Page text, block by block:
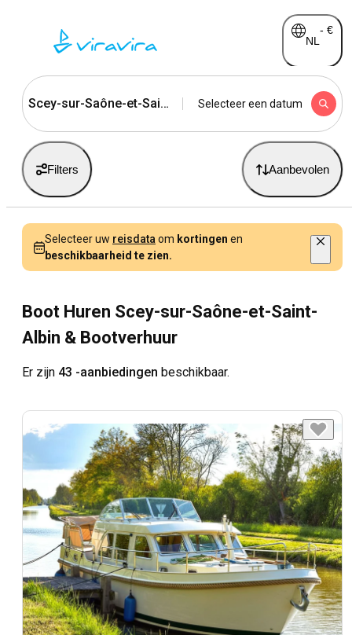
NL
- €
Scey-sur-Saône-et-Saint-Albin Selecteer een datum
Filters Aanbevolen
Selecteer uw reisdata om kortingen en
beschikbaarheid te zien.
Boot Huren Scey-sur-Saône-et-Saint-
Albin & Bootverhuur
Er zijn 43 -aanbiedingen beschikbaar.